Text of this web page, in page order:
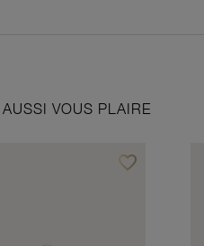
VOUS PLAIRE
favorite_borderAjouter à vos